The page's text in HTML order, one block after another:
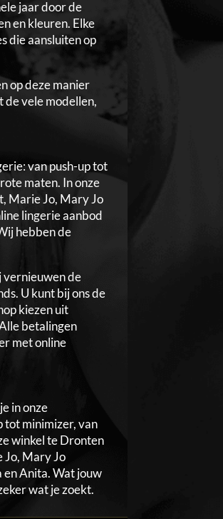
jaar door de
en kleuren. Elke
die aansluiten op
op deze manier
de vele modellen,
van push-up tot
maten. In onze
Marie Jo, Mary Jo
lingerie aanbod
hebben de
vernieuwen de
U kunt bij ons de
kiezen uit
betalingen
met online
in onze
tot minimizer, van
winkel te Dronten
Jo, Mary Jo
en Anita. Wat jouw
wat je zoekt.